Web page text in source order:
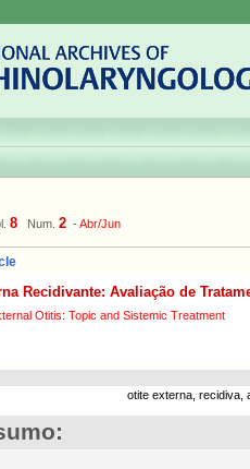
8 Num. 2 -Abr/Jun
Recidivante: Avaliação de
Otitis: Topic and Sistemic Treatment
otite externa, recidiva,